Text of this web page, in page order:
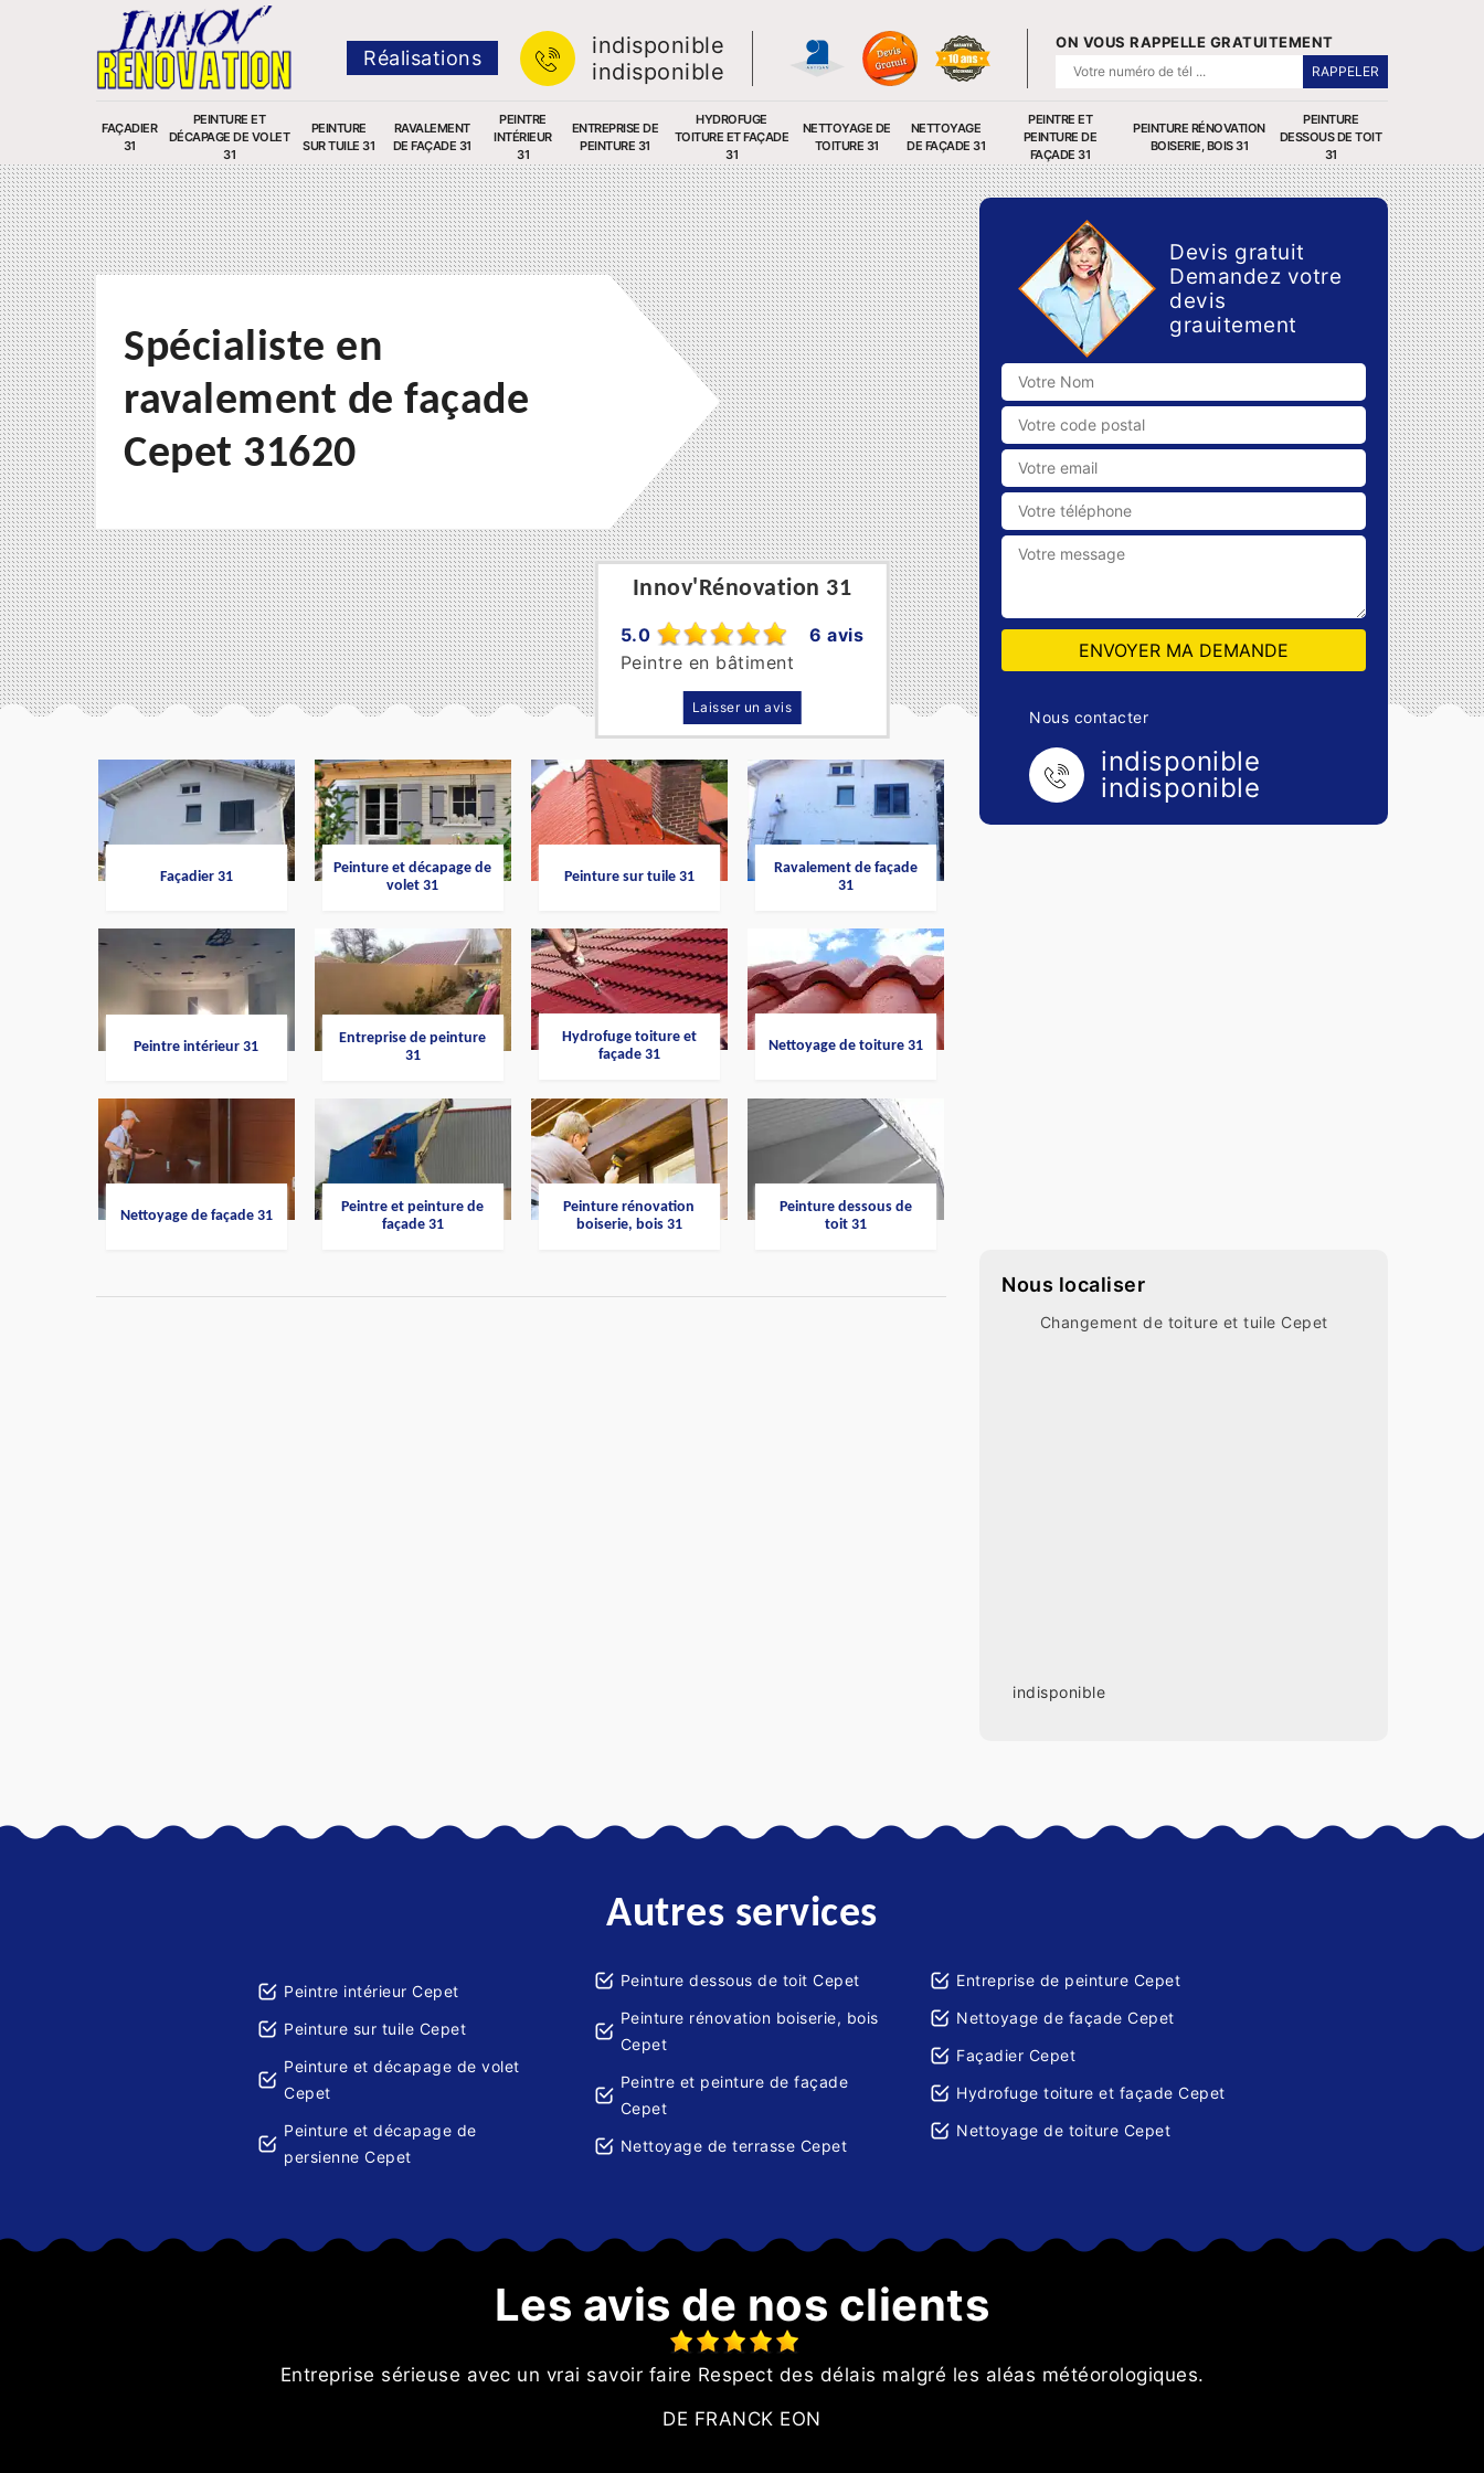
Réalisations
indisponible
indisponible
ON VOUS RAPPELLE GRATUITEMENT
FAÇADIER
31
PEINTURE ET
DÉCAPAGE DE VOLET
31
PEINTURE
SUR TUILE 31
RAVALEMENT
DE FAÇADE 31
PEINTRE
INTÉRIEUR
31
ENTREPRISE DE
PEINTURE 31
HYDROFUGE
TOITURE ET FAÇADE
31
NETTOYAGE DE
TOITURE 31
NETTOYAGE
DE FAÇADE 31
PEINTRE ET
PEINTURE DE
FAÇADE 31
PEINTURE RÉNOVATION
BOISERIE, BOIS 31
PEINTURE
DESSOUS DE TOIT
31
Innov'Rénovation 31
5.0
6 avis
Peintre en bâtiment
Laisser un avis
Spécialiste en
ravalement de façade
Cepet 31620
Façadier 31
Peinture et décapage de
volet 31
Peinture sur tuile 31
Ravalement de façade
31
Peintre intérieur 31
Entreprise de peinture
31
Hydrofuge toiture et
façade 31
Nettoyage de toiture 31
Nettoyage de façade 31
Peintre et peinture de
façade 31
Peinture rénovation
boiserie, bois 31
Peinture dessous de
toit 31
Devis gratuit
Demandez votre
devis
grauitement
Nous contacter
indisponible
indisponible
Nous localiser
Changement de toiture et tuile Cepet
indisponible
Autres services
Peintre intérieur Cepet
Peinture sur tuile Cepet
Peinture et décapage de volet
Cepet
Peinture et décapage de
persienne Cepet
Peinture dessous de toit Cepet
Peinture rénovation boiserie, bois
Cepet
Peintre et peinture de façade
Cepet
Nettoyage de terrasse Cepet
Entreprise de peinture Cepet
Nettoyage de façade Cepet
Façadier Cepet
Hydrofuge toiture et façade Cepet
Nettoyage de toiture Cepet
Les avis de nos clients
Entreprise sérieuse avec un vrai savoir faire Respect des délais malgré les aléas météorologiques.
DE FRANCK EON